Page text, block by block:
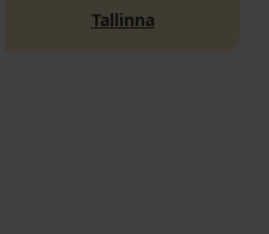
Tallinna